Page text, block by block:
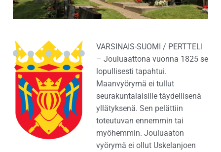
VARSINAIS-SUOMI / PERTTELI
– Jouluaattona vuonna 1825 se
lopullisesti tapahtui.
Maanvyörymä ei tullut
seurakuntalaisille täydellisenä
yllätyksenä. Sen pelättiin
toteutuvan ennemmin tai
myöhemmin. Jouluaaton
vyörymä ei ollut Uskelanjoen